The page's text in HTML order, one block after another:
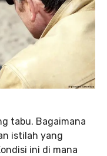
tabu. Bagaimana
istilah yang
ini di mana